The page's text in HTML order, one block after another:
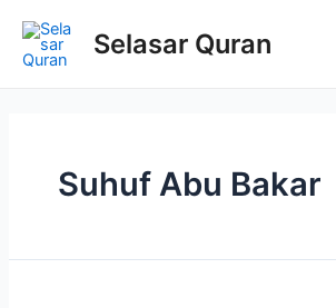
Selasar Quran
Suhuf Abu Bakar